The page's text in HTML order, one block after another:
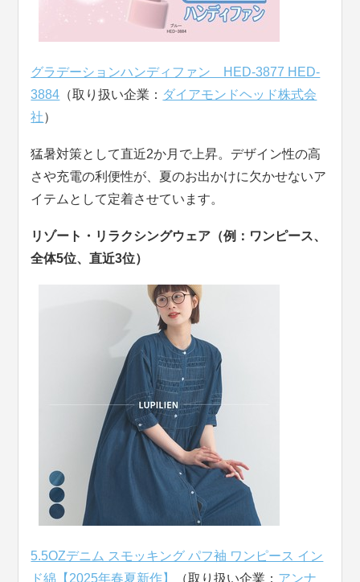
グラデーションハンディファン HED-3877 HED-
3884 （取り扱い企業： ダイアモンドヘッド株式会
社）
猛暑対策として直近2か月で上昇。デザイン性の高
さや充電の利便性が、夏のお出かけに欠かせないア
イテムとして定着させています。
リゾート・リラクシングウェア（例：ワンピース、
全体5位、直近3位）
5.5OZデニム スモッキング パフ袖 ワンピース イン
ド綿【2025年春夏新作】
（取り扱い企業： アンナ